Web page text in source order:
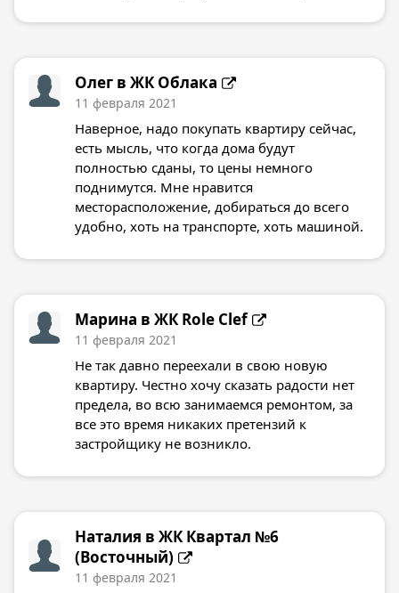
Олег в ЖК Облака
11 февраля 2021
Наверное, надо покупать квартиру сейчас,
есть мысль, что когда дома будут
полностью сданы, то цены немного
поднимутся. Мне нравится
месторасположение, добираться до всего
удобно, хоть на транспорте, хоть машиной.
Марина в ЖК Role Clef
11 февраля 2021
Не так давно переехали в свою новую
квартиру. Честно хочу сказать радости нет
предела, во всю занимаемся ремонтом, за
все это время никаких претензий к
застройщику не возникло.
Наталия в ЖК Квартал №6
(Восточный)
11 февраля 2021